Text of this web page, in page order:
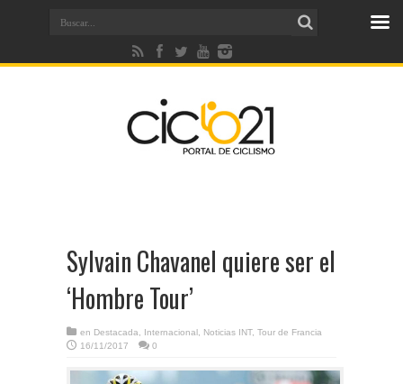
Sylvain Chavanel quiere ser el
‘Hombre Tour’
en Destacada Internacional Noticias INT, Tour de Francia
16/11/2017
0